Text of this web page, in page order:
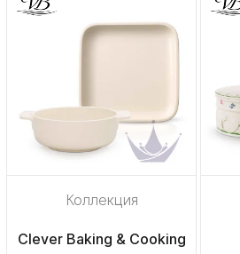
Коллекция
Clever Baking & Cooking